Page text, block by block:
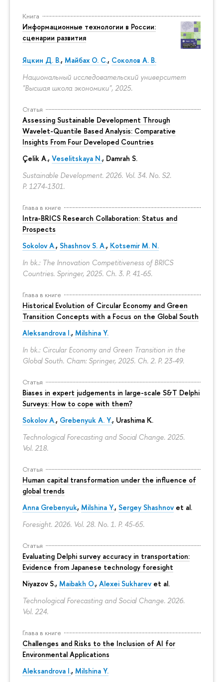
Книга
Информационные технологии в России:
сценарии развития
Яцкин Д. В., Майбах О. С., Соколов А. В.
Национальный исследовательский университет
"Высшая школа экономики", 2025.
Статья
Assessing Sustainable Development Through
Wavelet-Quantile Based Analysis: Comparative
Insights From Four Developed Countries
Çelik A., Veselitskaya N., Damrah S.
Sustainable Development. 2026. Vol. 34. No. S2.
P. 1274-1301.
Глава в книге
Intra-BRICS Research Collaboration: Status and
Prospects
Sokolov A., Shashnov S. A., Kotsemir M. N.
In bk.: The Innovation Competitiveness of BRICS
Countries. Springer, 2025. Ch. 3. P. 41-65.
Глава в книге
Historical Evolution of Circular Economy and Green
Transition Concepts with a Focus on the Global South
Aleksandrova I., Milshina Y.
In bk.: Circular Economy and Green Transition in the
Global South. Cham: Springer, 2025. Ch. 2. P. 23-49.
Статья
Biases in expert judgements in large-scale S&T Delphi
Surveys: How to cope with them?
Sokolov A., Grebenyuk A. Y., Urashima K.
Technological Forecasting and Social Change. 2025.
Vol. 218.
Статья
Human capital transformation under the influence of
global trends
Anna Grebenyuk, Milshina Y., Sergey Shashnov et al.
Foresight. 2026. Vol. 28. No. 1. P. 45-65.
Статья
Evaluating Delphi survey accuracy in transportation:
Evidence from Japanese technology foresight
Niyazov S., Maibakh O., Alexei Sukharev et al.
Technological Forecasting and Social Change. 2026.
Vol. 224.
Глава в книге
Challenges and Risks to the Inclusion of AI for
Environmental Applications
Aleksandrova I., Milshina Y.